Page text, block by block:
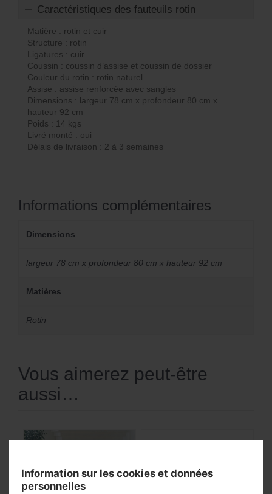
Caractéristiques des fauteuils rotin
Matière : rotin et cuir
Structure : rotin
Ligatures : cuir
Coussin : coussin d’assise et coussin de dossier
Couleur du rotin : rotin naturel
Assise : assise renforcée avec sangles
Dimensions : largeur 78 cm x profondeur 80 cm x
hauteur 92 cm
Poids : 14 kgs
Livré monté : oui
Délais de livraison : 2 à 3 semaines
Informations complémentaires
Dimensions
largeur 78 cm x profondeur 80 cm x hauteur 92 cm
Matières
Rotin
Vous aimerez peut-être
aussi…
Information sur les cookies et données
personnelles